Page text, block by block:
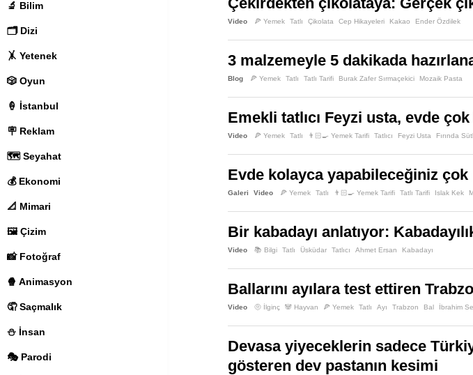
🔬 Bilim
🗂️ Dizi
🤸 Yetenek
🎲 Oyun
🍦 İstanbul
🪧 Reklam
🗺️ Seyahat
💰 Ekonomi
📐 Mimari
🖼️ Çizim
📸 Fotoğraf
🍿 Animasyon
🤦 Saçmalık
⛄️ İnsan
🎭 Parodi
Ton Balığı
Tootsie Pops Werther's Yabanmersini Yağlı Süt
Video 🍕 Yemek Tatlı Çikolata Cep Hikayeleri Kakao Ender Özdilek
3 malzemeyle 5 dakikada
Blog 🍕 Yemek Tatlı Tatlı Tarifi Burak Zafer Sırmaçekici Mozaik Pasta
Emekli tatlıcı Feyzi usta, evde
Video 🍕 Yemek Tatlı 👨🏻‍🍳 Yemek Tarifi Tatlıcı Feyzi Usta Fırında
Evde kolayca yapabileceğiniz
Galeri Video 🍕 Yemek Tatlı 👨🏻‍🍳 Yemek Tarifi Tatlı Tarifi Islak Kek
Bir kabadayı anlatıyor:
Video 📚 Bilgi Tatlı Üsküdar Tatlıcı Ahmet Ersan Kabadayı
Ballarını ayılara test ettiren
Video 🤨 İlginç 🐼 Hayvan 🍕 Yemek Tatlı Ayı Trabzon Bal İbrahim
Devasa yiyeceklerin sadece
gösteren dev pastanın kesimi